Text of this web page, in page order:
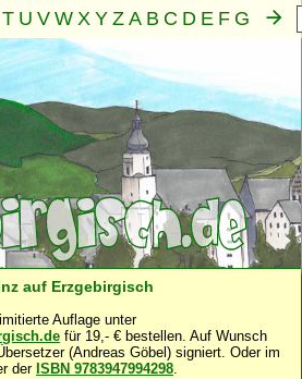
T U V W X Y Z A B C D E F G
H I J K
Geist ·Familie· Gemeinschaft
auf Erzgebirgisch
Auflage unter
für 19,- € bestellen. Auf Wunsch
(Andreas Göbel) signiert. Oder im
der ISBN 9783947994298.